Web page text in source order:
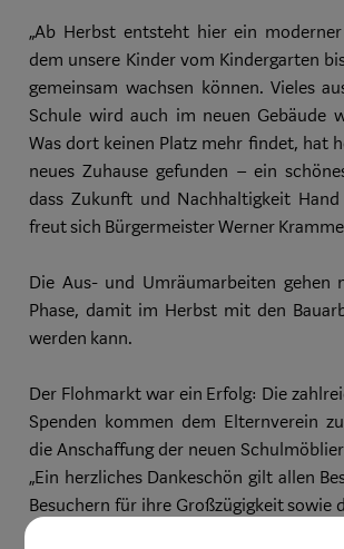
„Ab Herbst entsteht hier ein
dem unsere Kinder vom Kindergarten
gemeinsam wachsen können. Vieles
Schule wird auch im neuen Gebäude
Was dort keinen Platz mehr findet, hat
neues Zuhause gefunden – ein
dass Zukunft und Nachhaltigkeit Hand
freut sich Bürgermeister Werner
Die Aus- und Umräumarbeiten gehen
Phase, damit im Herbst mit den
werden kann.
Der Flohmarkt war ein Erfolg: Die
Spenden kommen dem Elternverein
die Anschaffung der neuen
„Ein herzliches Dankeschön gilt allen
Besuchern für ihre Großzügigkeit sowie